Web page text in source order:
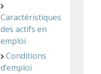
Caractéristiques
des actifs en
emploi
Conditions
d’emploi